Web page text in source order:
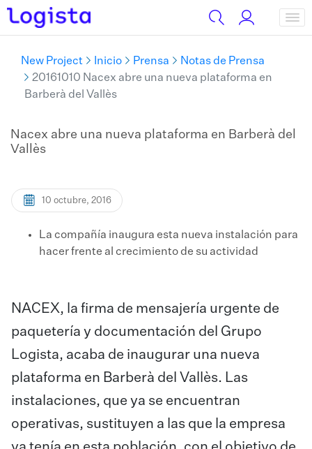
New Project Inicio Prensa
Notas de Prensa
20161010 Nacex abre una nueva plataforma en
Barberà del Vallès
Nacex abre una nueva plataforma en Barberà del
Vallès
10 octubre, 2016
La compañía inaugura esta nueva instalación para
hacer frente al crecimiento de su actividad
NACEX, la firma de mensajería urgente de
paquetería y documentación del Grupo
Logista, acaba de inaugurar una nueva
plataforma en Barberà del Vallès. Las
instalaciones, que ya se encuentran
operativas, sustituyen a las que la empresa